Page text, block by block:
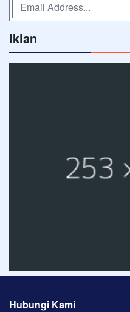
Iklan
Hubungi Kami